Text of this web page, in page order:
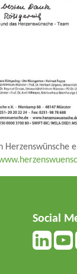
Social